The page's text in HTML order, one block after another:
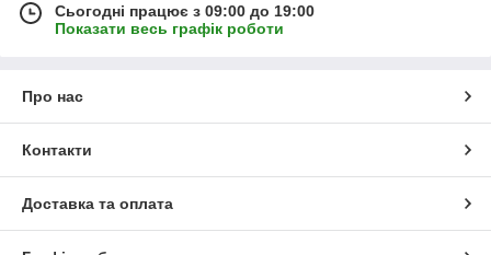
Сьогодні працює з 09:00 до 19:00
Показати весь графік роботи
Про нас
Контакти
Доставка та оплата